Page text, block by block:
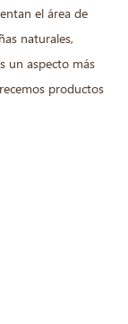
el área de
naturales,
un aspecto más
productos